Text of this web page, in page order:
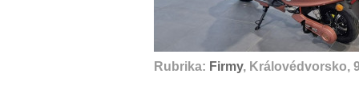
Rubrika: Firmy, Královédvorsko,